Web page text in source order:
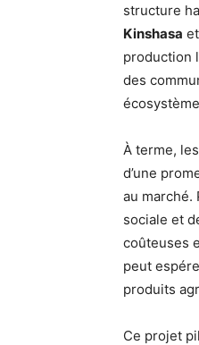
structure
Kinshasa
production
des
À terme,
d’une
au marché.
sociale et
coûteuses
peut
produits
Ce projet